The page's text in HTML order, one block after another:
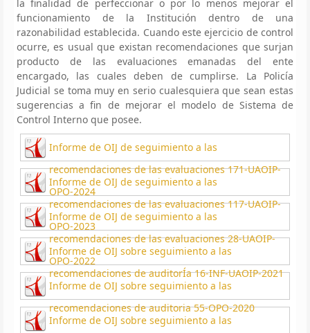
la finalidad de perfeccionar o por lo menos mejorar el
funcionamiento de la Institución dentro de una
razonabilidad establecida. Cuando este ejercicio de control
ocurre, es usual que existan recomendaciones que surjan
producto de las evaluaciones emanadas del ente
encargado, las cuales deben de cumplirse. La Policía
Judicial se toma muy en serio cualesquiera que sean estas
sugerencias a fin de mejorar el modelo de Sistema de
Control Interno que posee.
Informe de OIJ de seguimiento a las
recomendaciones de las evaluaciones 171-UAOIP-
OPO-2024
Informe de OIJ de seguimiento a las
recomendaciones de las evaluaciones 117-UAOIP-
OPO-2023
Informe de OIJ de seguimiento a las
recomendaciones de las evaluaciones 28-UAOIP-
OPO-2022
Informe de OIJ sobre seguimiento a las
recomendaciones de auditorÍa 16-INF-UAOIP-2021
Informe de OIJ sobre seguimiento a las
recomendaciones de auditoria 55-OPO-2020
Informe de OIJ sobre seguimiento a las